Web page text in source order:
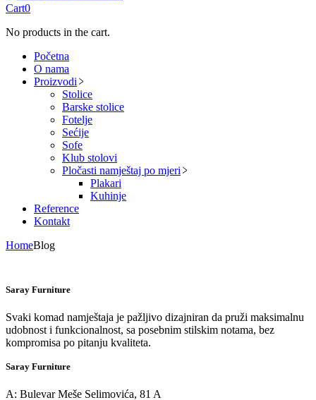
Cart0
No products in the cart.
Početna
O nama
Proizvodi
Stolice
Barske stolice
Fotelje
Sećije
Sofe
Klub stolovi
Pločasti namještaj po mjeri
Plakari
Kuhinje
Reference
Kontakt
HomeBlog
Saray Furniture
Svaki komad namještaja je pažljivo dizajniran da pruži maksimalnu
udobnost i funkcionalnost, sa posebnim stilskim notama, bez
kompromisa po pitanju kvaliteta.
Saray Furniture
A: Bulevar Meše Selimovića, 81 A